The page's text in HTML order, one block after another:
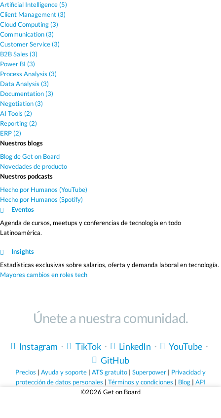
Artificial Intelligence (5)
Client Management (3)
Cloud Computing (3)
Communication (3)
Customer Service (3)
B2B Sales (3)
Power BI (3)
Process Analysis (3)
Data Analysis (3)
Documentation (3)
Negotiation (3)
AI Tools (2)
Reporting (2)
ERP (2)
Nuestros blogs
Blog de Get on Board
Novedades de producto
Nuestros podcasts
Hecho por Humanos (YouTube)
Hecho por Humanos (Spotify)
Eventos
Agenda de cursos, meetups y conferencias de tecnología en todo
Latinoamérica.
Insights
Estadísticas exclusivas sobre salarios, oferta y demanda laboral en tecnología.
Mayores cambios en roles tech
Únete a nuestra comunidad.
Instagram ・ TikTok・ LinkedIn ・ YouTube・
GitHub
Precios | Ayuda y soporte | ATS gratuito | Superpower | Privacidad y
protección de datos personales | Términos y condiciones | Blog| API
©2026 Get on Board